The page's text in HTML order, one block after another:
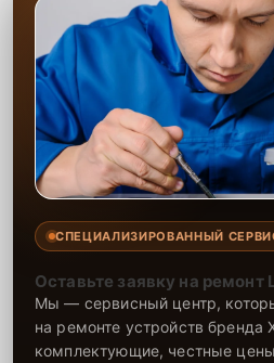
СПЕЦИАЛИЗИРОВАННЫЙ
Оставьте заявку на ремонт
Мы — сервисный центр,
на ремонте устройств бренда
комплектующие, честные